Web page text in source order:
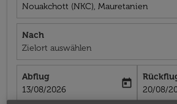
Nouakchott (NKC), Mauretanien
Nach
Zielort auswählen
Abflug
fc-booking-departure-date-aria-label
13/08/2026
today
fc-
20/08/